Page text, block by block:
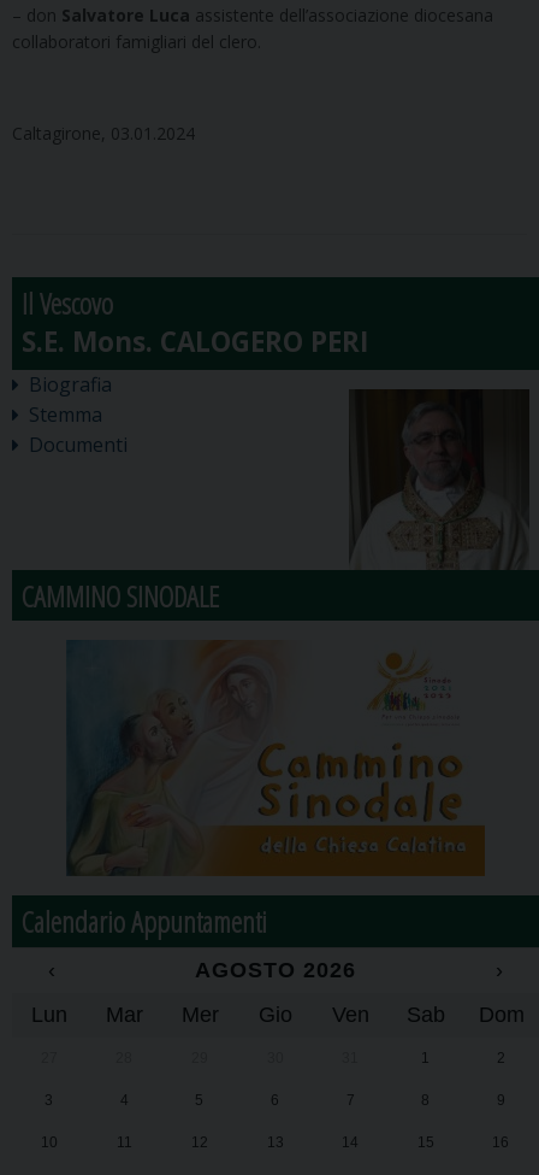
– don Salvatore Luca assistente dell’associazione diocesana
collaboratori famigliari del clero.
Caltagirone, 03.01.2024
Il Vescovo
Biografia
Stemma
Documenti
CAMMINO SINODALE
Calendario Appuntamenti
‹ AGOSTO 2026
›
Lun
Mar Mer Gio Ven Sab Dom
1 2
3 4 5 6 7 8 9
10 11 12 13 14 15 16